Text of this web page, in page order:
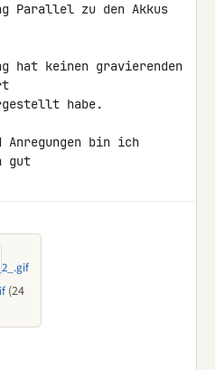
Parallel zu den Akkus
hat keinen gravierenden
habe.
Anregungen bin ich
gut
(24